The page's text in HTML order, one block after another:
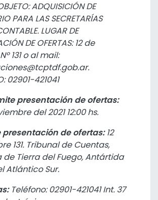
ADQUISICIÓN DE
PARA LAS SECRETARÍAS
LUGAR DE
DE OFERTAS: 12 de
131 o al mail:
02901-421041
presentación de ofertas:
del 2021 12:00 hs.
presentación de ofertas:12
131. Tribunal de Cuentas,
de Tierra del Fuego, Antártida
Atlántico Sur.
Teléfono: 02901-421041 Int. 37